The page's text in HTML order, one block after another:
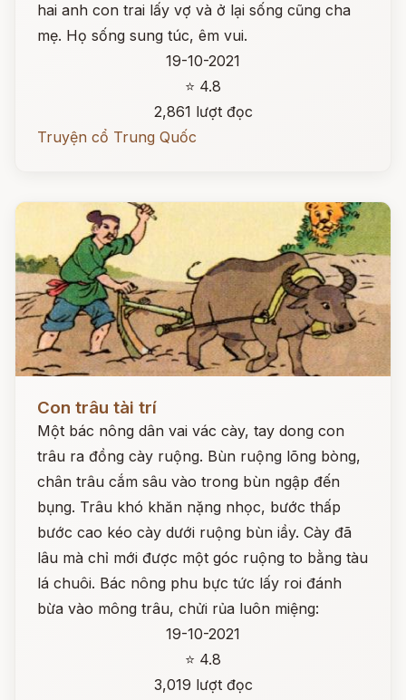
hai anh con trai lấy vợ và ở lại sống cũng cha
mẹ. Họ sống sung túc, êm vui.
19-10-2021
⭐ 4.8
2,861 lượt đọc
Truyện cổ Trung Quốc
Con trâu tài trí
Một bác nông dân vai vác cày, tay dong con
trâu ra đồng cày ruộng. Bùn ruộng lõng bòng,
chân trâu cắm sâu vào trong bùn ngập đến
bụng. Trâu khó khăn nặng nhọc, bước thấp
bước cao kéo cày dưới ruộng bùn iầy. Cày đã
lâu mà chỉ mới được một góc ruộng to bằng tàu
lá chuôi. Bác nông phu bực tức lấy roi đánh
bừa vào mông trâu, chửi rủa luôn miệng:
19-10-2021
⭐ 4.8
3,019 lượt đọc